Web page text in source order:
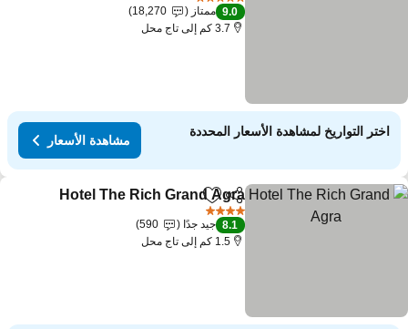
9.0 ممتاز
18,270
3.7 كم إلى تاج محل
اختر التواريخ لمشاهدة الأسعار المحددة
مشاهدة الأسعار
مشاركةAdd to favorites
Hotel The Rich Grand Agra
8.1 جيد جدًا
590
1.5 كم إلى تاج محل